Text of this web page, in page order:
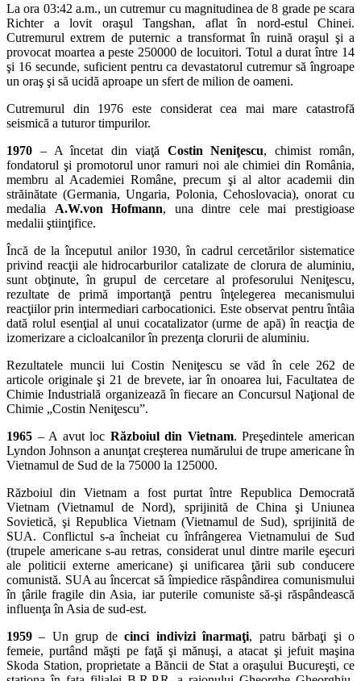
La ora 03:42 a.m., un cutremur cu magnitudinea de 8 grade pe scara
Richter a lovit oraşul Tangshan, aflat în nord-estul Chinei.
Cutremurul extrem de puternic a transformat în ruină oraşul şi a
provocat moartea a peste 250000 de locuitori. Totul a durat între 14
şi 16 secunde, suficient pentru ca devastatorul cutremur să îngroape
un oraş şi să ucidă aproape un sfert de milion de oameni.
Cutremurul din 1976 este considerat cea mai mare catastrofă
seismică a tuturor timpurilor.
1970 – A încetat din viaţă Costin Neniţescu, chimist român,
fondatorul şi promotorul unor ramuri noi ale chimiei din România,
membru al Academiei Române, precum şi al altor academii din
străinătate (Germania, Ungaria, Polonia, Cehoslovacia), onorat cu
medalia A.W.von Hofmann, una dintre cele mai prestigioase
medalii ştiinţifice.
Încă de la începutul anilor 1930, în cadrul cercetărilor sistematice
privind reacţii ale hidrocarburilor catalizate de clorura de aluminiu,
sunt obţinute, în grupul de cercetare al profesorului Neniţescu,
rezultate de primă importanţă pentru înţelegerea mecanismului
reacţiilor prin intermediari carbocationici. Este observat pentru întâia
dată rolul esenţial al unui cocatalizator (urme de apă) în reacţia de
izomerizare a cicloalcanilor în prezenţa clorurii de aluminiu.
Rezultatele muncii lui Costin Neniţescu se văd în cele 262 de
articole originale şi 21 de brevete, iar în onoarea lui, Facultatea de
Chimie Industrială organizează în fiecare an Concursul Naţional de
Chimie „Costin Neniţescu”.
1965 – A avut loc Războiul din Vietnam. Preşedintele american
Lyndon Johnson a anunţat creşterea numărului de trupe americane în
Vietnamul de Sud de la 75000 la 125000.
Războiul din Vietnam a fost purtat între Republica Democrată
Vietnam (Vietnamul de Nord), sprijinită de China şi Uniunea
Sovietică, şi Republica Vietnam (Vietnamul de Sud), sprijinită de
SUA. Conflictul s-a încheiat cu înfrângerea Vietnamului de Sud
(trupele americane s-au retras, considerat unul dintre marile eşecuri
ale politicii externe americane) şi unificarea ţării sub conducere
comunistă. SUA au încercat să împiedice răspândirea comunismului
în ţârile fragile din Asia, iar puterile comuniste să-şi răspândească
influenţa în Asia de sud-est.
1959 – Un grup decinci indivizi înarmaţi, patru bărbaţi şi o
femeie, purtând măşti pe faţă şi mănuşi, a atacat şi jefuit maşina
Skoda Station, proprietate a Băncii de Stat a oraşului Bucureşti, ce